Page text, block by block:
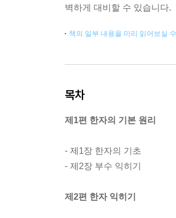
벽하게 대비할 수 있습니다.
책의 일부 내용을 미리 읽어보실
목차
제1편 한자의 기본 원리
- 제1장 한자의 기초
- 제2장 부수 익히기
제2편 한자 익히기